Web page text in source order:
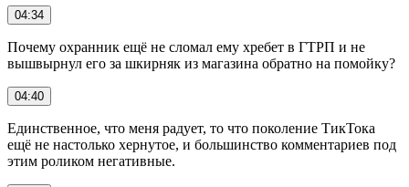
04:34
Почему охранник ещё не сломал ему хребет в ГТРП и не
вышвырнул его за шкирняк из магазина обратно на помойку?
04:40
Единственное, что меня радует, то что поколение ТикТока
ещё не настолько хернутое, и большинство комментариев под
этим роликом негативные.